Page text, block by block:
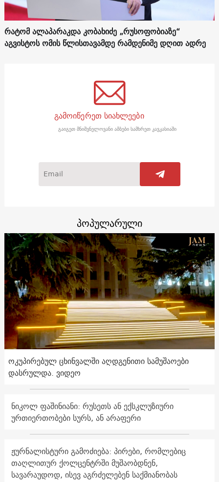
რატომ ალაპარაკდა კობახიძე „რუსოფობიაზე“
აგვისტოს ომის წლისთავამდე რამდენიმე დღით ადრე
გამოიწერეთ სიახლეები
გაიგეთ მნიშვნელოვანი ამბები სამხრეთ კავკასიაში
პოპულარული
ოკუპირებულ ცხინვალში აღდგენითი სამუშაოები
დასრულდა. ვიდეო
ნიკოლ ფაშინიანი: რუსეთს ან ექსკლუზიური
ურთიერთობები სურს, ან არაფერი
ჟურნალისტური გამოძიება: პირები, რომლებიც
თაღლითურ ქოლცენტრში მუშაობდნენ,
სავარაუდოდ, ისევ აგრძელებენ საქმიანობას